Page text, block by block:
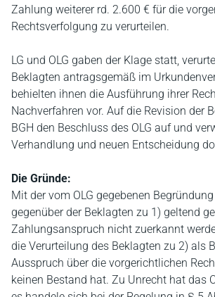
Zahlung weiterer rd. 2.600 € für die
Rechtsverfolgung zu verurteilen.
LG und OLG gaben der Klage statt,
Beklagten antragsgemäß im
behielten ihnen die Ausführung ihrer
Nachverfahren vor. Auf die Revision der
BGH den Beschluss des OLG auf und
Verhandlung und neuen Entscheidung
Die Gründe:
Mit der vom OLG gegebenen
gegenüber der Beklagten zu 1) geltend
Zahlungsanspruch nicht zuerkannt
die Verurteilung des Beklagten zu 2) als
Ausspruch über die vorgerichtlichen
keinen Bestand hat. Zu Unrecht hat das